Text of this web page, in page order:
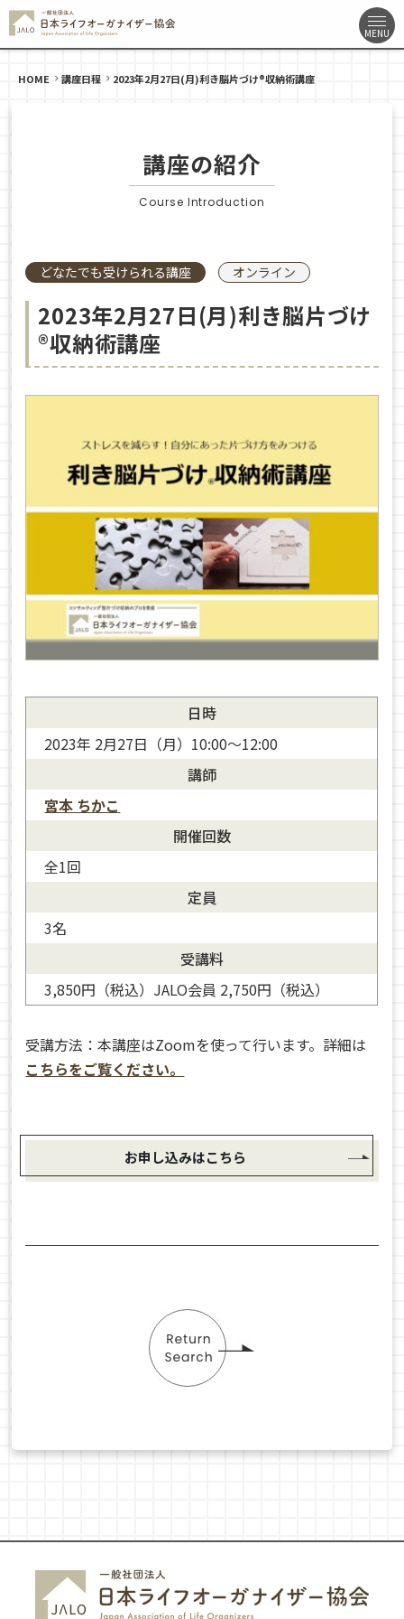
HOME 講座日程 2023年2月27日(月)利き脳片づけ®収納術講座
講座の紹介
Course Introduction
どなたでも受けられる講座 オンライン
2023年2月27日(月)利き脳片づけ
®収納術講座
日時
2023年 2月27日（月）10:00～12:00
講師
宮本 ちかこ
開催回数
全1回
定員
3名
受講料
3,850円（税込）JALO会員 2,750円（税込）
受講方法：本講座はZoomを使って行います。詳細は
こちらをご覧ください。
お申し込みはこちら